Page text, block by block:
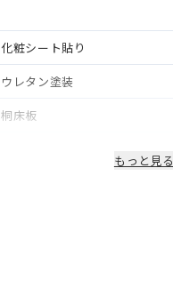
化粧シート貼り
ウレタン塗装
桐床板
もっと見る